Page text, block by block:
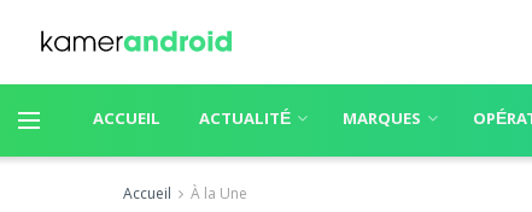
ACCUEIL ACTUALITÉ MARQUES
Accueil À la Une